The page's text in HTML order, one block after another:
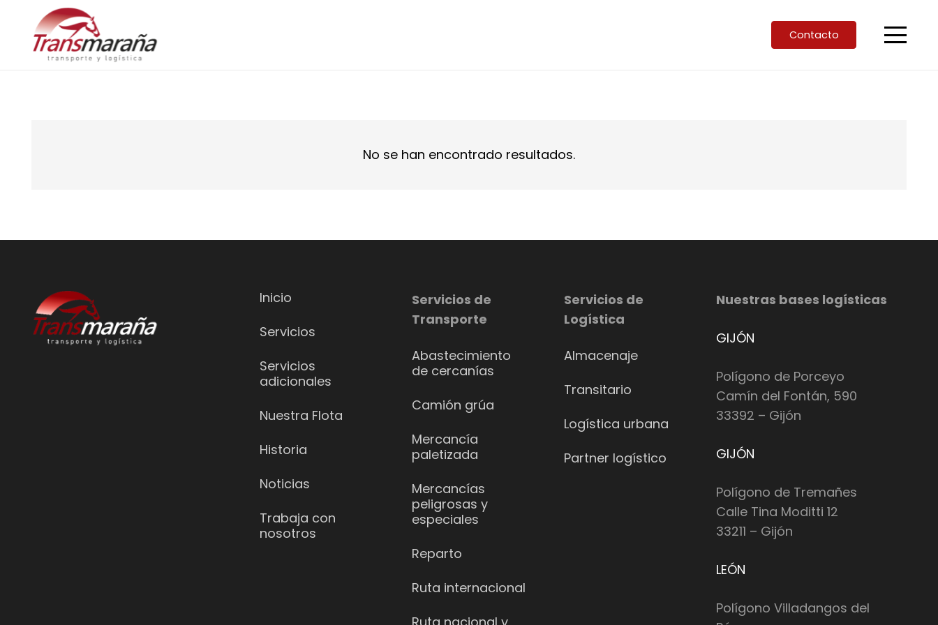
Contacto
No se han encontrado resultados.
Inicio
Servicios
Servicios
adicionales
Nuestra Flota
Historia
Noticias
Trabaja con
nosotros
Servicios de
Transporte
Abastecimiento
de cercanías
Camión grúa
Mercancía
paletizada
Mercancías
peligrosas y
especiales
Reparto
Ruta internacional
Servicios de
Logística
Almacenaje
Transitario
Logística urbana
Partner logístico
Nuestras bases logísticas
GIJÓN
Polígono de Porceyo
Camín del Fontán, 590
33392 – Gijón
GIJÓN
Polígono de Tremañes
Calle Tina Moditti 12
33211 – Gijón
LEÓN
Polígono Villadangos del